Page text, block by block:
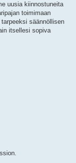
uusia kiinnostuneita
toimimaan
säännöllisen
itsellesi sopiva